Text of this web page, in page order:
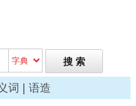
词 | 语造